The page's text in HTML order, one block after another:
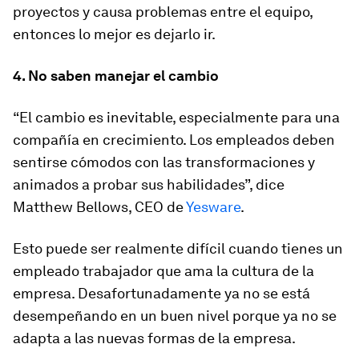
proyectos y causa problemas entre el equipo,
entonces lo mejor es dejarlo ir.
4. No saben manejar el cambio
“El cambio es inevitable, especialmente para una
compañía en crecimiento. Los empleados deben
sentirse cómodos con las transformaciones y
animados a probar sus habilidades”, dice
Matthew Bellows, CEO deYesware.
Esto puede ser realmente difícil cuando tienes un
empleado trabajador que ama la cultura de la
empresa. Desafortunadamente ya no se está
desempeñando en un buen nivel porque ya no se
adapta a las nuevas formas de la empresa.